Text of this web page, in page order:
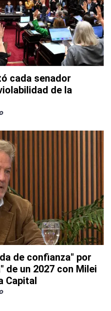
cada senador
de la
de confianza" por
de un 2027 con Milei
Capital